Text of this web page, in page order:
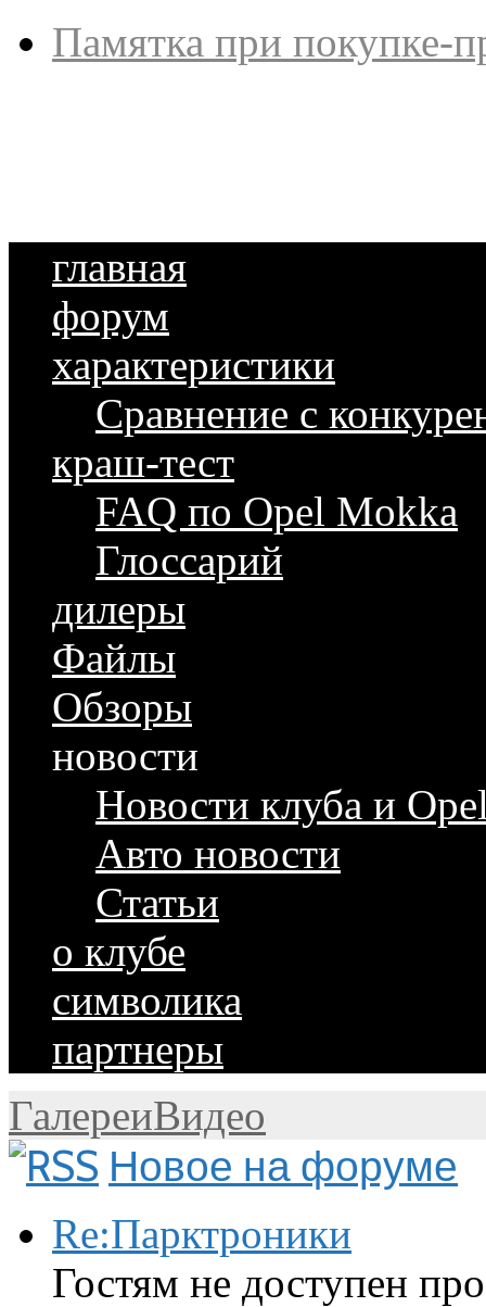
Памятка при покупке-
главная
форум
характеристики
Сравнение с
краш-тест
FAQ по Opel Mokka
Глоссарий
дилеры
Файлы
Обзоры
новости
Новости клуба и
Авто новости
Статьи
о клубе
символика
партнеры
ГалереиВидео
Новое на форуме
Re:Парктроники
Гостям не доступен